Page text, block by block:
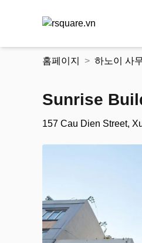
홈페이지 하노이 사
Sunrise
157 Cau Dien Street,